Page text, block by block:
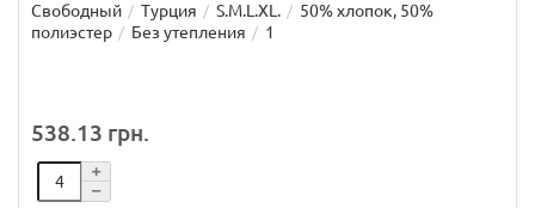
Свободный Турция S.M.L.XL.
50% хлопок, 50%
полиэстер
Без утепления 1
538.13 грн.